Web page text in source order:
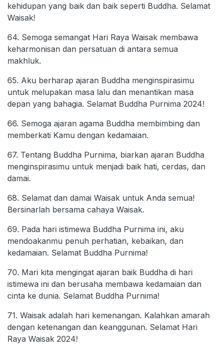
kehidupan yang baik dan baik seperti Buddha. Selamat
Waisak!
64. Semoga semangat Hari Raya Waisak membawa
keharmonisan dan persatuan di antara semua
makhluk.
65. Aku berharap ajaran Buddha menginspirasimu
untuk melupakan masa lalu dan menantikan masa
depan yang bahagia. Selamat Buddha Purnima 2024!
66. Semoga ajaran agama Buddha membimbing dan
memberkati Kamu dengan kedamaian.
67. Tentang Buddha Purnima, biarkan ajaran Buddha
menginspirasimu untuk menjadi baik hati, cerdas, dan
damai.
68. Selamat dan damai Waisak untuk Anda semua!
Bersinarlah bersama cahaya Waisak.
69. Pada hari istimewa Buddha Purnima ini, aku
mendoakanmu penuh perhatian, kebaikan, dan
kedamaian. Selamat Buddha Purnima!
70. Mari kita mengingat ajaran baik Buddha di hari
istimewa ini dan berusaha membawa kedamaian dan
cinta ke dunia. Selamat Buddha Purnima!
71. Waisak adalah hari kemenangan. Kalahkan amarah
dengan ketenangan dan keanggunan. Selamat Hari
Raya Waisak 2024!